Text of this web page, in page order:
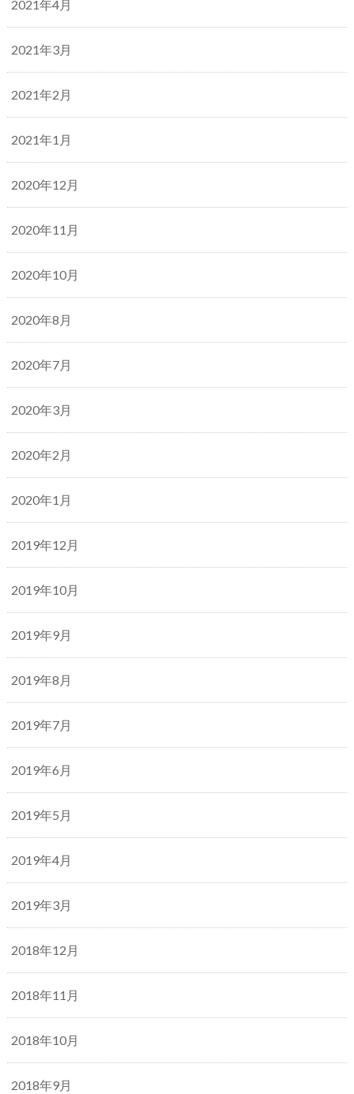
2021年4月
2021年3月
2021年2月
2021年1月
2020年12月
2020年11月
2020年10月
2020年8月
2020年7月
2020年3月
2020年2月
2020年1月
2019年12月
2019年10月
2019年9月
2019年8月
2019年7月
2019年6月
2019年5月
2019年4月
2019年3月
2018年12月
2018年11月
2018年10月
2018年9月